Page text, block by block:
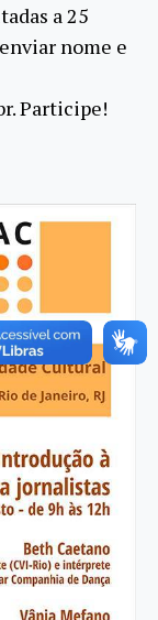
a 25
nome e
Participe!